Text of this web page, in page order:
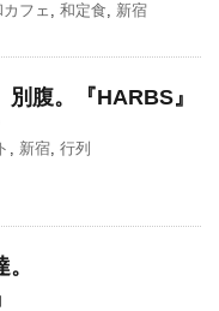
カフェ , 和定食, 新宿
腹。『HARBS』
, 新宿, 行列